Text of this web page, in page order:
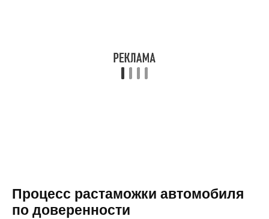
Процесс растаможки автомобиля
по доверенности